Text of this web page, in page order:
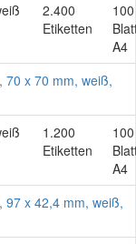
2.400
Etiketten
100
A4
70 x 70 mm, weiß,
1.200
Etiketten
100
A4
97 x 42,4 mm, weiß,